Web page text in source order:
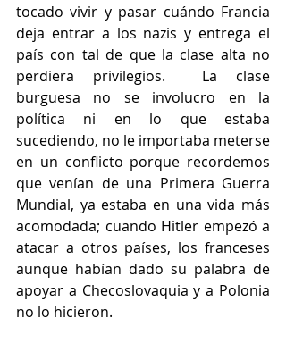
tocado vivir y pasar cuándo Francia
deja entrar a los nazis y entrega el
país con tal de que la clase alta no
perdiera privilegios.  La clase
burguesa no se involucro en la
política ni en lo que estaba
sucediendo, no le importaba meterse
en un conflicto porque recordemos
que venían de una Primera Guerra
Mundial, ya estaba en una vida más
acomodada; cuando Hitler empezó a
atacar a otros países, los franceses
aunque habían dado su palabra de
apoyar a Checoslovaquia y a Polonia
no lo hicieron.